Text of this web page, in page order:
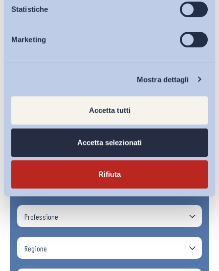
Statistiche
Marketing
Mostra dettagli
Accetta tutti
Accetta selezionati
Rifiuta
Osservatori
Eventi